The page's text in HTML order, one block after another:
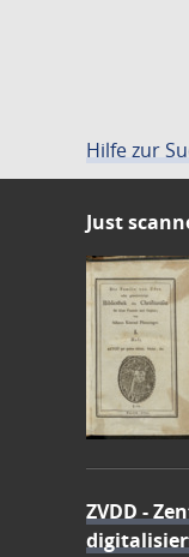
Hilfe zur
Just
ZVDD -